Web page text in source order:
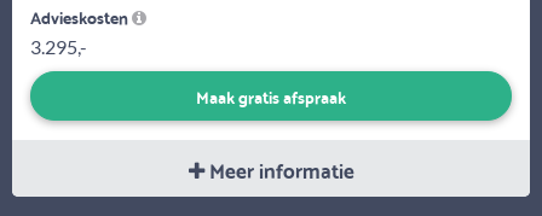
Advieskosten
3.295,-
Maak gratis afspraak
Meer informatie